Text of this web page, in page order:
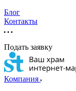
Блог
Контакты
Подать заявку
Компания